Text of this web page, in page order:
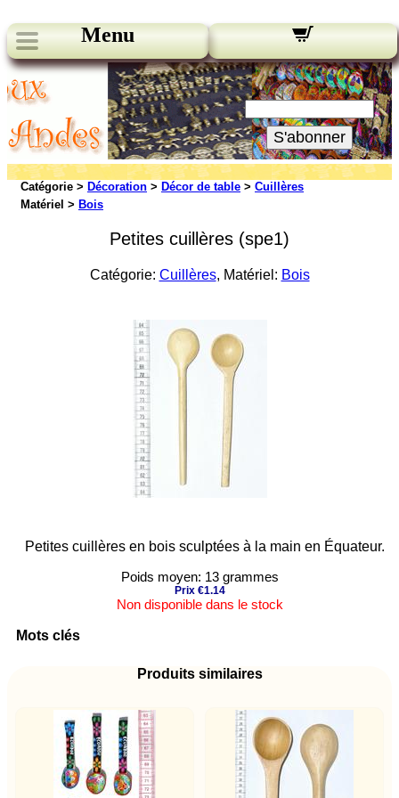
Menu
Nos bulletins:
Votre Email:
S'abonner
Catégorie > Décoration > Décor de table > Cuillères
Matériel > Bois
Petites cuillères (spe1)
Catégorie: Cuillères, Matériel: Bois
Petites cuillères en bois sculptées à la main en Équateur.
Poids moyen: 13 grammes
Prix €1.14
Non disponible dans le stock
Mots clés
Produits similaires